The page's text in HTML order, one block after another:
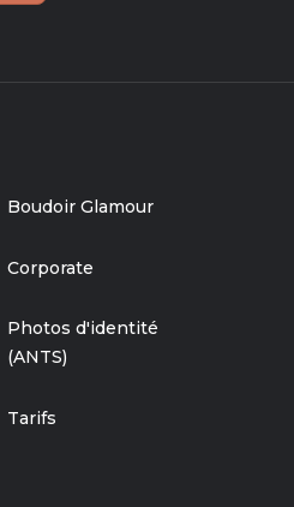
Boudoir Glamour
Corporate
Photos d'identité
(ANTS)
Tarifs